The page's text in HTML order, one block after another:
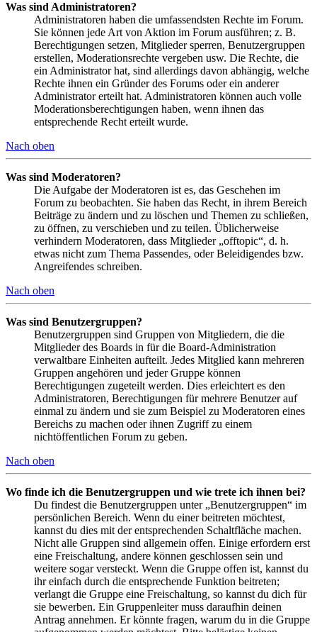
Was sind Administratoren?
Administratoren haben die umfassendsten Rechte im Forum.
Sie können jede Art von Aktion im Forum ausführen; z. B.
Berechtigungen setzen, Mitglieder sperren, Benutzergruppen
erstellen, Moderationsrechte vergeben usw. Die Rechte, die
ein Administrator hat, sind allerdings davon abhängig, welche
Rechte ihnen ein Gründer des Forums oder ein anderer
Administrator erteilt hat. Administratoren können auch volle
Moderationsberechtigungen haben, wenn ihnen das
entsprechende Recht erteilt wurde.
Nach oben
Was sind Moderatoren?
Die Aufgabe der Moderatoren ist es, das Geschehen im
Forum zu beobachten. Sie haben das Recht, in ihrem Bereich
Beiträge zu ändern und zu löschen und Themen zu schließen,
zu öffnen, zu verschieben und zu teilen. Üblicherweise
verhindern Moderatoren, dass Mitglieder „offtopic“, d. h.
etwas nicht zum Thema Passendes, oder Beleidigendes bzw.
Angreifendes schreiben.
Nach oben
Was sind Benutzergruppen?
Benutzergruppen sind Gruppen von Mitgliedern, die die
Mitglieder des Boards in für die Board-Administration
verwaltbare Einheiten aufteilt. Jedes Mitglied kann mehreren
Gruppen angehören und jeder Gruppe können
Berechtigungen zugeteilt werden. Dies erleichtert es den
Administratoren, Berechtigungen für mehrere Benutzer auf
einmal zu ändern und sie zum Beispiel zu Moderatoren eines
Bereichs zu machen oder ihnen Zugriff zu einem
nichtöffentlichen Forum zu geben.
Nach oben
Wo finde ich die Benutzergruppen und wie trete ich ihnen bei?
Du findest die Benutzergruppen unter „Benutzergruppen“ im
persönlichen Bereich. Wenn du einer beitreten möchtest,
kannst du dies mit der entsprechenden Schaltfläche machen.
Nicht alle Gruppen sind allgemein offen. Einige erfordern erst
eine Freischaltung, andere können geschlossen sein und
weitere sogar versteckt. Wenn die Gruppe offen ist, kannst du
ihr einfach durch die entsprechende Funktion beitreten;
verlangt die Gruppe eine Freischaltung, so kannst du dich für
sie bewerben. Ein Gruppenleiter muss daraufhin deinen
Antrag annehmen. Er könnte fragen, warum du in die Gruppe